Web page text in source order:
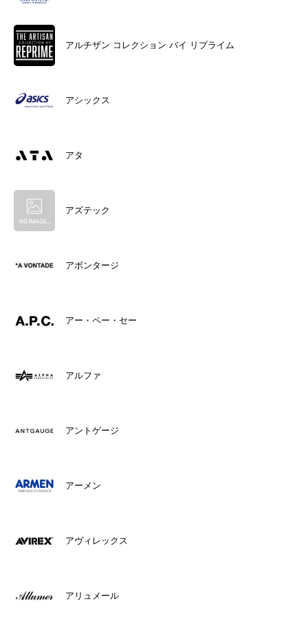
アルチザン コレクション バイ リプライム
アシックス
アタ
アズテック
アボンタージ
アー・ペー・セー
アルファ
アントゲージ
アーメン
アヴィレックス
アリュメール